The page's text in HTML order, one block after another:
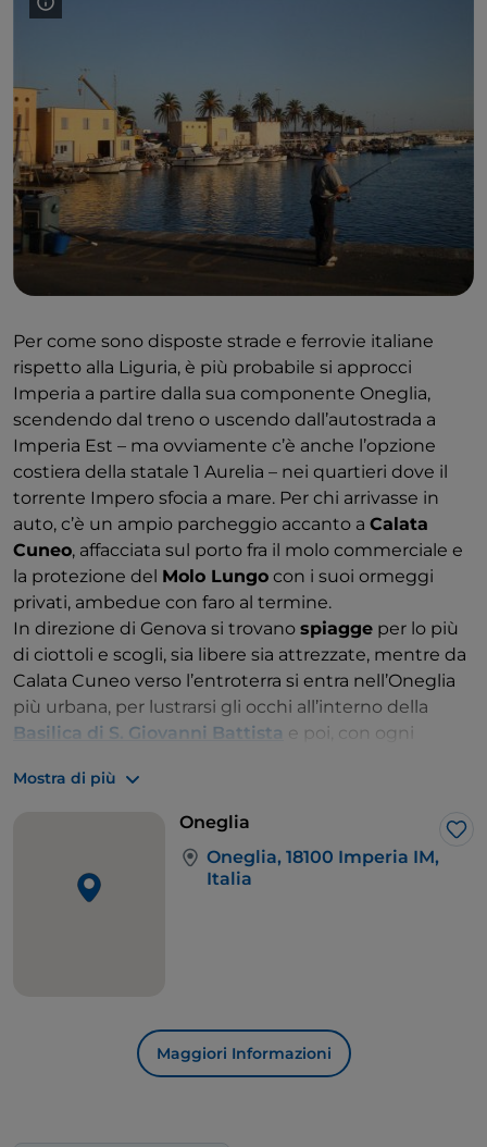
Per come sono disposte strade e ferrovie italiane
rispetto alla Liguria, è più probabile si approcci
Imperia a partire dalla sua componente Oneglia,
scendendo dal treno o uscendo dall’autostrada a
Imperia Est – ma ovviamente c’è anche l’opzione
costiera della statale 1 Aurelia – nei quartieri dove il
torrente Impero sfocia a mare. Per chi arrivasse in
auto, c’è un ampio parcheggio accanto a Calata
Cuneo, affacciata sul porto fra il molo commerciale e
la protezione del Molo Lungo con i suoi ormeggi
privati, ambedue con faro al termine.
In direzione di Genova si trovano spiagge per lo più
di ciottoli e scogli, sia libere sia attrezzate, mentre da
Calata Cuneo verso l’entroterra si entra nell’Oneglia
più urbana, per lustrarsi gli occhi all’interno della
Basilica di S. Giovanni Battista e poi, con ogni
Piazza Dante.
Che il Ponente ligure sia terra di ulivi è noto.
Converrà allora portarsi un po’ più lontani dal mare
per andare a informarsi meglio – è un’esposizione
vivace, didattica ma assolutamente non noiosa – al
Mostra di più
Oneglia
Oneglia, 18100 Imperia IM,
Italia
Maggiori Informazioni